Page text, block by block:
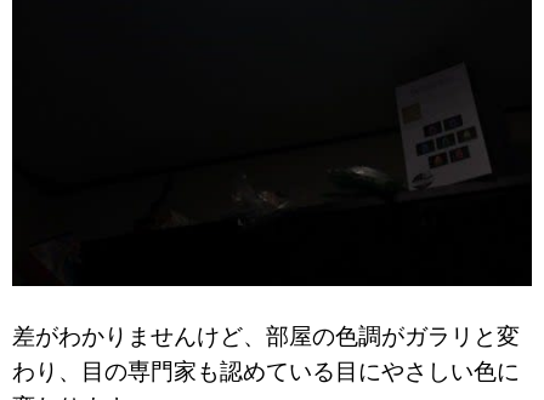
差がわかりませんけど、部屋の色調がガラリと変
わり、目の専門家も認めている目にやさしい色に